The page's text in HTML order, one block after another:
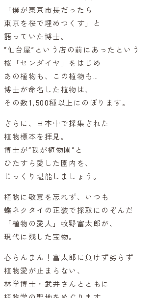
「僕が東京市長だったら
東京を桜で埋めつくす」と
語っていた博士。
“仙台屋”という店の前にあったという
桜「センダイヤ」をはじめ
あの植物も、この植物も…
博士が命名した植物は、
その数1,500種以上にのぼります。
さらに、日本中で採集された
植物標本を拝見。
博士が“我が植物園”と
ひたすら愛した園内を、
じっくり堪能しましょう。
植物に敬意を忘れず、いつも
蝶ネクタイの正装で採取にのぞんだ
「植物の愛人」牧野富太郎が、
現代に残した宝物。
春らんまん！富太郎に負けず劣らず
植物愛が止まらない、
林学博士・武井さんとともに